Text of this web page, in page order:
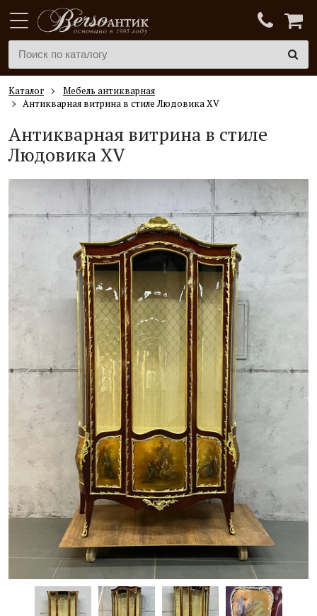
Каталог
Мебель антикварная
Антикварная витрина в стиле Людовика XV
Антикварная витрина в стиле
Людовика XV